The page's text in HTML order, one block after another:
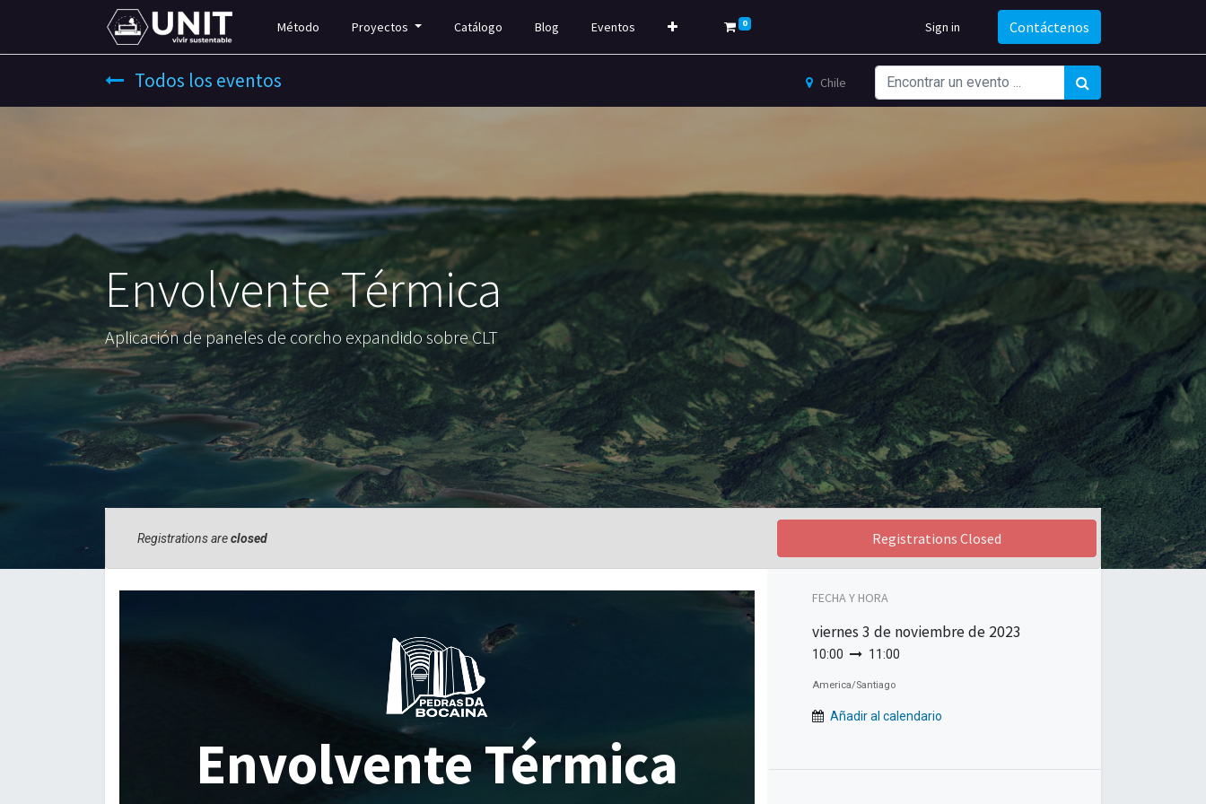
Método Proyectos Catálogo Blog Eventos 0 Sign in Contáctenos
Todos los eventos Chile
Envolvente Térmica
Aplicación de paneles de corcho expandido sobre CLT
Registrations areclosed Registrations Closed
Envolvente Térmica
FECHA Y HORA
viernes 3 de noviembre de 2023
10:00 11:00
America/Santiago
Añadir al calendario